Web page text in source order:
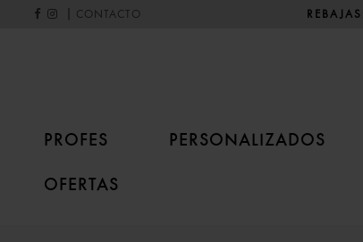
CONTACTO REBAJAS:
PROFES PERSONALIZADOS
OFERTAS